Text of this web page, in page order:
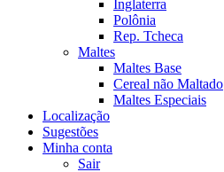
Inglaterra
Polônia
Rep. Tcheca
Maltes
Maltes Base
Cereal não Maltado
Maltes Especiais
Localização
Sugestões
Minha conta
Sair